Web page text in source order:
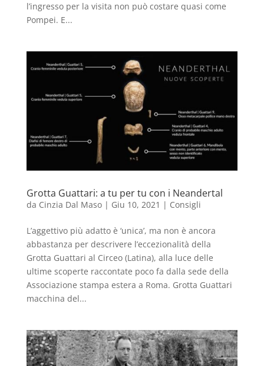
l’ingresso per la visita non può costare quasi come
Pompei. E...
Grotta Guattari: a tu per tu con i Neandertal
da Cinzia Dal Maso| Giu 10, 2021 | Consigli
L’aggettivo più adatto è ‘unica’, ma non è ancora
abbastanza per descrivere l’eccezionalità della
Grotta Guattari al Circeo (Latina), alla luce delle
ultime scoperte raccontate poco fa dalla sede della
Associazione stampa estera a Roma. Grotta Guattari
macchina del...